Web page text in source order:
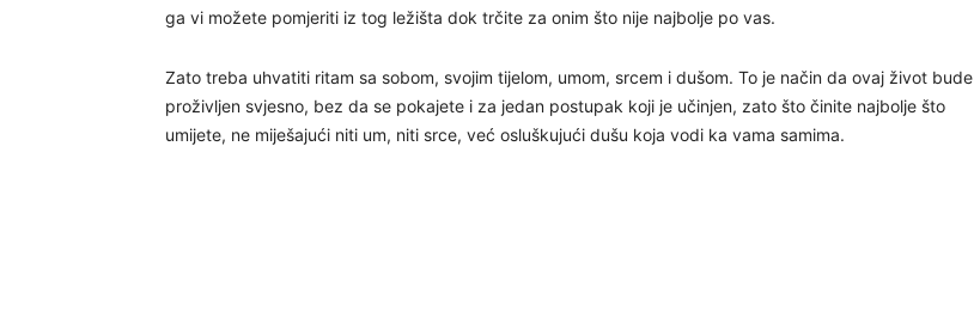
ga vi možete pomjeriti iz tog ležišta dok trčite za onim što nije najbolje po vas.
Zato treba uhvatiti ritam sa sobom, svojim tijelom, umom, srcem i dušom. To je način da ovaj život bude
proživljen svjesno, bez da se pokajete i za jedan postupak koji je učinjen, zato što činite najbolje što
umijete, ne miješajući niti um, niti srce, već osluškujući dušu koja vodi ka vama samima.